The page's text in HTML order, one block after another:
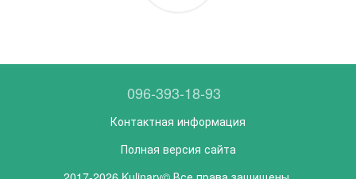
096-393-18-93
Контактная информация
Полная версия сайта